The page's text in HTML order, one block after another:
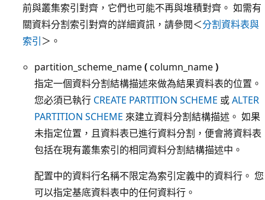
前與叢集索引對齊，它們也可能不再與堆積對齊。 如需有
關資料分割索引對齊的詳細資訊，請參閱＜分割資料表與
索引＞。
partition_scheme_name(column_name)
指定一個資料分割結構描述來做為結果資料表的位置。
您必須已執行 CREATE PARTITION SCHEME 或ALTER
PARTITION SCHEME 來建立資料分割結構描述。 如果
未指定位置，且資料表已進行資料分割，便會將資料表
包括在現有叢集索引的相同資料分割結構描述中。
配置中的資料行名稱不限定為索引定義中的資料行。 您
可以指定基底資料表中的任何資料行。